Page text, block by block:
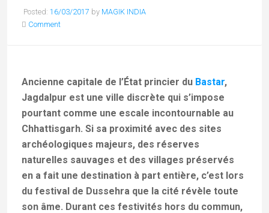
Posted: 16/03/2017 by MAGIK INDIA
Comment
Ancienne capitale de l’État princier du Bastar,
Jagdalpur est une ville discrète qui s’impose
pourtant comme une escale incontournable au
Chhattisgarh. Si sa proximité avec des sites
archéologiques majeurs, des réserves
naturelles sauvages et des villages préservés
en a fait une destination à part entière, c’est lors
du festival de Dussehra que la cité révèle toute
son âme. Durant ces festivités hors du commun,